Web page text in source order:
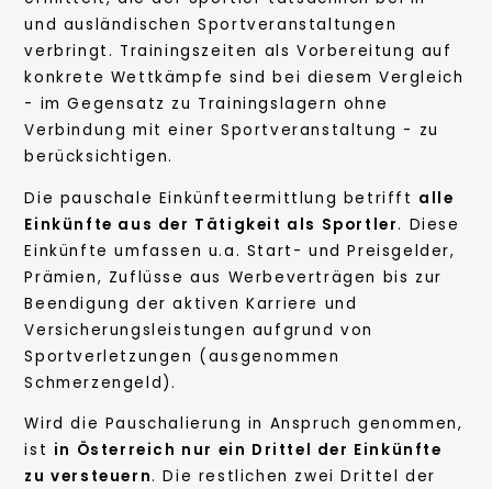
und ausländischen Sportveranstaltungen
verbringt. Trainingszeiten als Vorbereitung auf
konkrete Wettkämpfe sind bei diesem Vergleich
- im Gegensatz zu Trainingslagern ohne
Verbindung mit einer Sportveranstaltung - zu
berücksichtigen.
Die pauschale Einkünfteermittlung betrifft alle
Einkünfte aus der Tätigkeit als Sportler. Diese
Einkünfte umfassen u.a. Start- und Preisgelder,
Prämien, Zuflüsse aus Werbeverträgen bis zur
Beendigung der aktiven Karriere und
Versicherungsleistungen aufgrund von
Sportverletzungen (ausgenommen
Schmerzengeld).
Wird die Pauschalierung in Anspruch genommen,
ist in Österreich nur ein Drittel der Einkünfte
zu versteuern. Die restlichen zwei Drittel der